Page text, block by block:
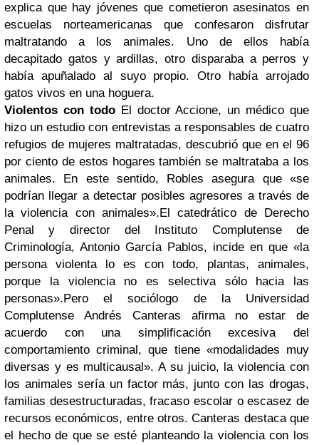
explica que hay jóvenes que cometieron asesinatos en
escuelas norteamericanas que confesaron disfrutar
maltratando a los animales. Uno de ellos había
decapitado gatos y ardillas, otro disparaba a perros y
había apuñalado al suyo propio. Otro había arrojado
gatos vivos en una hoguera.
Violentos con todo El doctor Accione, un médico que
hizo un estudio con entrevistas a responsables de cuatro
refugios de mujeres maltratadas, descubrió que en el 96
por ciento de estos hogares también se maltrataba a los
animales. En este sentido, Robles asegura que «se
podrían llegar a detectar posibles agresores a través de
la violencia con animales».El catedrático de Derecho
Penal y director del Instituto Complutense de
Criminología, Antonio García Pablos, incide en que «la
persona violenta lo es con todo, plantas, animales,
porque la violencia no es selectiva sólo hacia las
personas».Pero el sociólogo de la Universidad
Complutense Andrés Canteras afirma no estar de
acuerdo con una simplificación excesiva del
comportamiento criminal, que tiene «modalidades muy
diversas y es multicausal». A su juicio, la violencia con
los animales sería un factor más, junto con las drogas,
familias desestructuradas, fracaso escolar o escasez de
recursos económicos, entre otros. Canteras destaca que
el hecho de que se esté planteando la violencia con los